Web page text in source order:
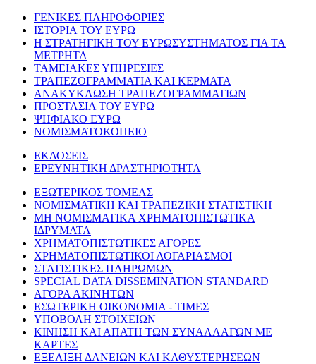
ΓΕΝΙΚΕΣ ΠΛΗΡΟΦΟΡΙΕΣ
ΙΣΤΟΡΙΑ ΤΟΥ ΕΥΡΩ
Η ΣΤΡΑΤΗΓΙΚΗ ΤΟΥ ΕΥΡΩΣΥΣΤΗΜΑΤΟΣ ΓΙΑ ΤΑ
ΜΕΤΡΗΤΑ
ΤΑΜΕΙΑΚΕΣ ΥΠΗΡΕΣΙΕΣ
ΤΡΑΠΕΖΟΓΡΑΜΜΑΤΙΑ ΚΑΙ ΚΕΡΜΑΤΑ
ΑΝΑΚΥΚΛΩΣΗ ΤΡΑΠΕΖΟΓΡΑΜΜΑΤΙΩΝ
ΠΡΟΣΤΑΣΙΑ ΤΟΥ ΕΥΡΩ
ΨΗΦΙΑΚΟ ΕΥΡΩ
ΝΟΜΙΣΜΑΤΟΚΟΠΕΙΟ
ΕΚΔΟΣΕΙΣ
ΕΡΕΥΝΗΤΙΚΗ ΔΡΑΣΤΗΡΙΟΤΗΤΑ
ΕΞΩΤΕΡΙΚΟΣ ΤΟΜΕΑΣ
ΝΟΜΙΣΜΑΤΙΚΗ ΚΑΙ ΤΡΑΠΕΖΙΚΗ ΣΤΑΤΙΣΤΙΚΗ
ΜΗ ΝΟΜΙΣΜΑΤΙΚΑ ΧΡΗΜΑΤΟΠΙΣΤΩΤΙΚΑ
ΙΔΡΥΜΑΤΑ
ΧΡΗΜΑΤΟΠΙΣΤΩΤΙΚΕΣ ΑΓΟΡΕΣ
ΧΡΗΜΑΤΟΠΙΣΤΩΤΙΚΟΙ ΛΟΓΑΡΙΑΣΜΟΙ
ΣΤΑΤΙΣΤΙΚΕΣ ΠΛΗΡΩΜΩΝ
SPECIAL DATA DISSEMINATION STANDARD
ΑΓΟΡΑ ΑΚΙΝΗΤΩΝ
ΕΣΩΤΕΡΙΚΗ ΟΙΚΟΝΟΜΙΑ - ΤΙΜΕΣ
ΥΠΟΒΟΛΗ ΣΤΟΙΧΕΙΩΝ
ΚΙΝΗΣΗ ΚΑΙ ΑΠΑΤΗ ΤΩΝ ΣΥΝΑΛΛΑΓΩΝ ΜΕ
ΚΑΡΤΕΣ
ΕΞΕΛΙΞΗ ΔΑΝΕΙΩΝ ΚΑΙ ΚΑΘΥΣΤΕΡΗΣΕΩΝ